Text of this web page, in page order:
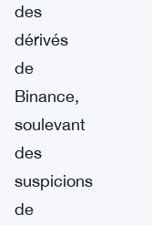
des
dérivés
de
Binance,
soulevant
des
suspicions
de